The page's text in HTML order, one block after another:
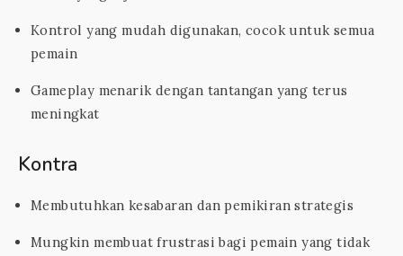
Kontrol yang mudah digunakan, cocok untuk semua
pemain
Gameplay menarik dengan tantangan yang terus
meningkat
Kontra
Membutuhkan kesabaran dan pemikiran strategis
Mungkin membuat frustrasi bagi pemain yang tidak